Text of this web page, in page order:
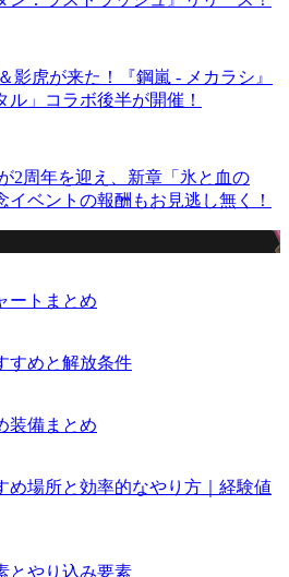
影虎が来た！『鋼嵐 - メカラシ』
ル」コラボ後半が開催！
2周年を迎え、新章「氷と血の
イベントの報酬もお見逃し無く！
ートまとめ
すめと解放条件
装備まとめ
め場所と効率的なやり方｜経験値
とやり込み要素